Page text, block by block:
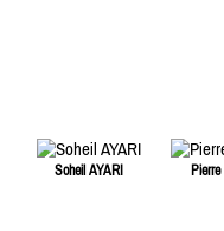
Soheil AYARI